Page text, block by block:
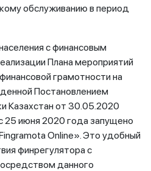
обслуживанию в период
с финансовым
Плана мероприятий
грамотности на
Постановлением
Казахстан от 30.05.2020
июня 2020 года запущено
Online». Это удобный
финрегулятора с
данного